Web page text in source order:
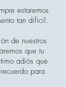
estaremos
tan difícil.
de nuestros
que tu
adiós que
para